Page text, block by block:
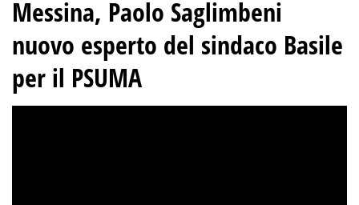
Messina, Paolo Saglimbeni
nuovo esperto del sindaco Basile
per il PSUMA